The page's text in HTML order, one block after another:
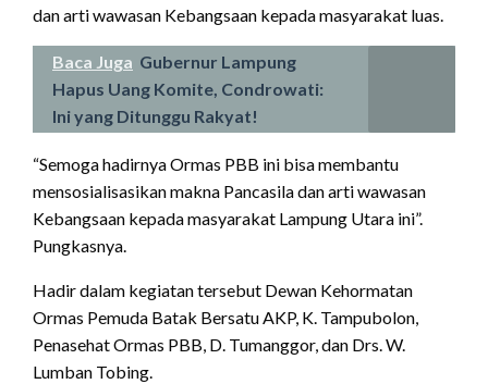
dan arti wawasan Kebangsaan kepada masyarakat luas.
Baca Juga Gubernur Lampung
Hapus Uang Komite, Condrowati:
Ini yang Ditunggu Rakyat!
“Semoga hadirnya Ormas PBB ini bisa membantu
mensosialisasikan makna Pancasila dan arti wawasan
Kebangsaan kepada masyarakat Lampung Utara ini”.
Pungkasnya.
Hadir dalam kegiatan tersebut Dewan Kehormatan
Ormas Pemuda Batak Bersatu AKP, K. Tampubolon,
Penasehat Ormas PBB, D. Tumanggor, dan Drs. W.
Lumban Tobing.